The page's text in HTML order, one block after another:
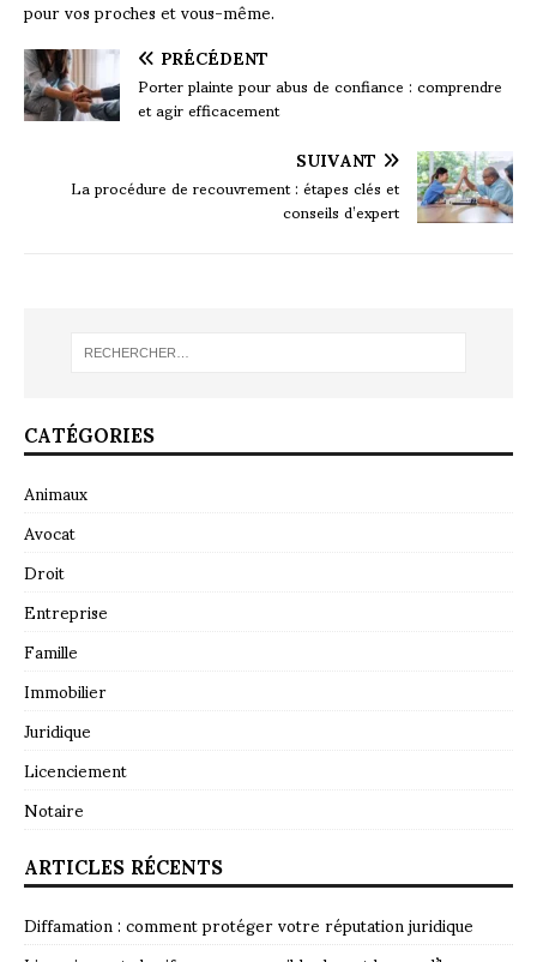
pour vos proches et vous-même.
PRÉCÉDENT
Porter plainte pour abus de confiance : comprendre
et agir efficacement
SUIVANT
La procédure de recouvrement : étapes clés et
conseils d’expert
CATÉGORIES
Animaux
Avocat
Droit
Entreprise
Famille
Immobilier
Juridique
Licenciement
Notaire
ARTICLES RÉCENTS
Diffamation : comment protéger votre réputation juridique